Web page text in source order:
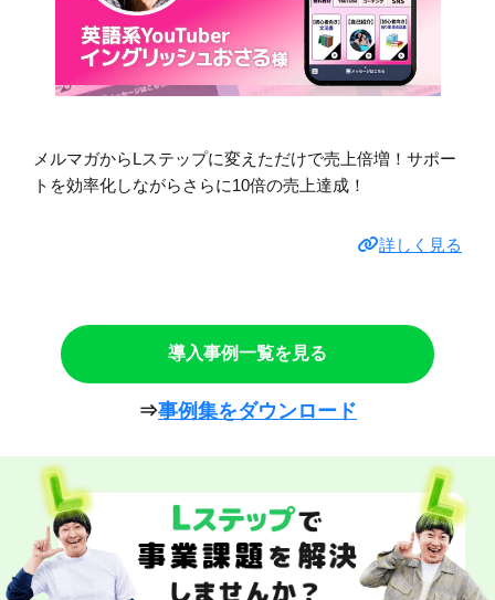
メルマガからLステップに変えただけで売上倍増！サポー
トを効率化しながらさらに10倍の売上達成！
詳しく見る
導入事例一覧を見る
⇒事例集をダウンロード